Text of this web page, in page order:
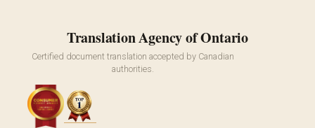
Translation Agency of Ontario
Certified document translation accepted by Canadian
authorities.